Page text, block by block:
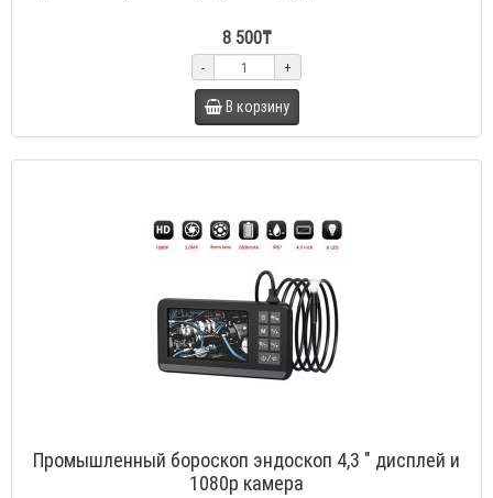
8 500₸
- +
В корзину
Промышленный бороскоп эндоскоп 4,3 " дисплей и
1080p камера